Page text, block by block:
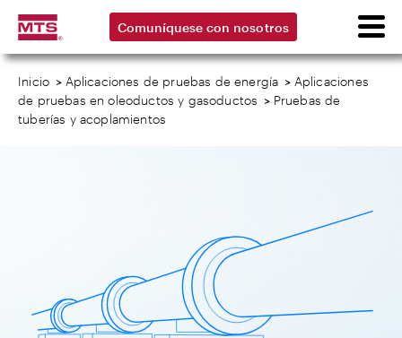
Comuníquese con nosotros
Inicio > Aplicaciones de pruebas de energía > Aplicaciones
de pruebas en oleoductos y gasoductos > Pruebas de
tuberías y acoplamientos